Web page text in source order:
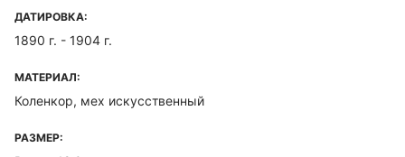
ДАТИРОВКА:
1890 г. - 1904 г.
МАТЕРИАЛ:
Коленкор, мех искусственный
РАЗМЕР: